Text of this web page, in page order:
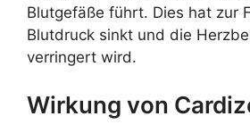
Blutgefäße führt. Dies hat zur
Blutdruck sinkt und die
verringert wird.
Wirkung von